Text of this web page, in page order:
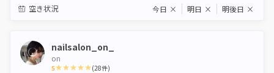
空き状況 今日 × 明日 × 明後日 ×
nailsalon_on_
on
5 (28件)